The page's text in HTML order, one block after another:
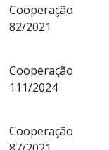
Cooperação
82/2021
Cooperação
111/2024
Cooperação